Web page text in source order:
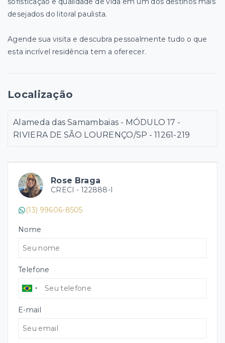
Rose Braga
CRECI - 122888-I
(13) 99606-8505
Nome
Telefone
E-mail
desejados do litoral paulista.
Agende sua visita e descubra pessoalmente tudo o que
esta incrível residência tem a oferecer.
Localização
Alameda das Samambaias - MÓDULO 17 -
RIVIERA DE SÃO LOURENÇO/SP - 11261-219